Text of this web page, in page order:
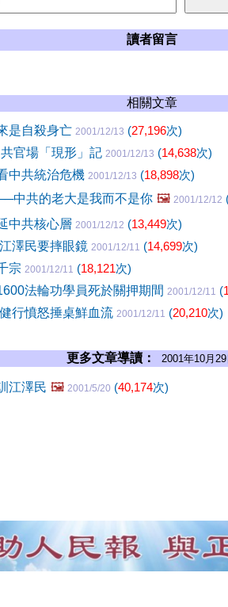
讀者留言
相關文章
是自殺身亡 2001/12/13 (27,196次)
官場「現形」記 2001/12/13 (14,638次)
中共統治危機 2001/12/13 (18,898次)
中共的老大是我而不是你 🖼️ 2001/12/12
中共核心層 2001/12/12 (13,449次)
澤民要摔眼鏡 2001/12/11 (14,699次)
宗 2001/12/11 (18,121次)
法輪功學員死於關押期間 2001/12/11 (
行憤怒捶桌鮮血流 2001/12/11 (20,210次)
更多文章導讀： 2001年10月29
江澤民 🖼️ 2001/5/20 (40,174次)